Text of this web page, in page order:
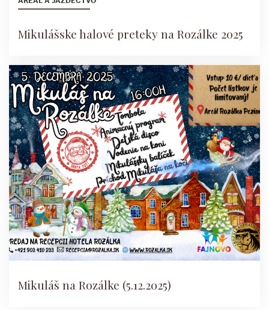
Mikulášske halové preteky na Rozálke 2025
Mikuláš na Rozálke (5.12.2025)